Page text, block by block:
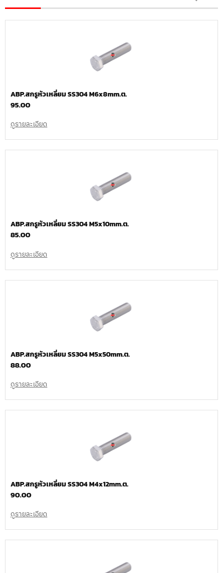
ABP.สกรูหัวเหลี่ยม SS304 M6x8mm.ต.
95.00
ดูรายละเอียด
ABP.สกรูหัวเหลี่ยม SS304 M5x10mm.ต.
85.00
ดูรายละเอียด
ABP.สกรูหัวเหลี่ยม SS304 M5x50mm.ต.
88.00
ดูรายละเอียด
ABP.สกรูหัวเหลี่ยม SS304 M4x12mm.ต.
90.00
ดูรายละเอียด